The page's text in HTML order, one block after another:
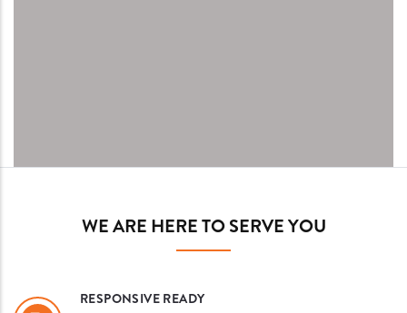
WE ARE HERE TO SERVE YOU
RESPONSIVE READY